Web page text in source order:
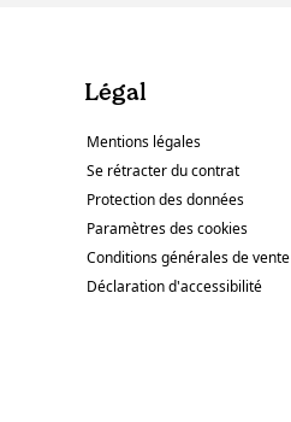
Légal
Mentions légales
Se rétracter du contrat
Protection des données
Paramètres des cookies
Conditions générales de vente
Déclaration d'accessibilité